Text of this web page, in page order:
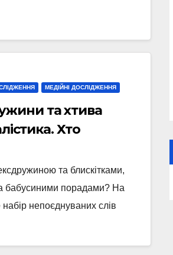
МЕДІЙНІ ДОСЛІДЖЕННЯ
та хтива
Хто
про жінок
та блискітками,
бабусиними порадами? На
непоєднуваних слів